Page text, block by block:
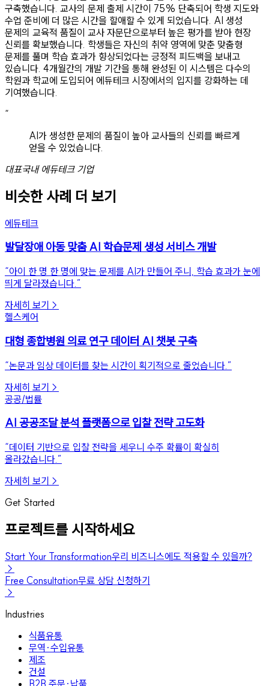
구축했습니다. 교사의 문제 출제 시간이 75% 단축되어 학생 지도와
수업 준비에 더 많은 시간을 할애할 수 있게 되었습니다. AI 생성
문제의 교육적 품질이 교사 자문단으로부터 높은 평가를 받아 현장
신뢰를 확보했습니다. 학생들은 자신의 취약 영역에 맞춘 맞춤형
문제를 풀며 학습 효과가 향상되었다는 긍정적 피드백을 보내고
있습니다. 4개월간의 개발 기간을 통해 완성된 이 시스템은 다수의
학원과 학교에 도입되어 에듀테크 시장에서의 입지를 강화하는 데
기여했습니다.
“
AI가 생성한 문제의 품질이 높아 교사들의 신뢰를 빠르게
얻을 수 있었습니다.
대표국내 에듀테크 기업
비슷한 사례 더 보기
에듀테크
발달장애 아동 맞춤 AI 학습문제 생성 서비스 개발
“아이 한 명 한 명에 맞는 문제를 AI가 만들어 주니, 학습 효과가 눈에
띄게 달라졌습니다.”
자세히 보기 →
헬스케어
대형 종합병원 의료 연구 데이터 AI 챗봇 구축
“논문과 임상 데이터를 찾는 시간이 획기적으로 줄었습니다. ”
자세히 보기 →
공공/법률
AI 공공조달 분석 플랫폼으로 입찰 전략 고도화
“데이터 기반으로 입찰 전략을 세우니 수주 확률이 확실히
올라갔습니다.”
자세히 보기 →
Get Started
프로젝트를 시작하세요
Start Your Transformation우리 비즈니스에도 적용할 수 있을까?
→
Free Consultation무료 상담 신청하기
→
Industries
식품유통
무역·수입유통
제조
건설
B2B 주문·납품